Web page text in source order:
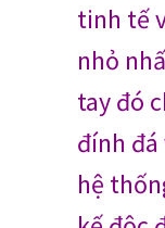
tinh tế
nhỏ
tay đó
đính
hệ